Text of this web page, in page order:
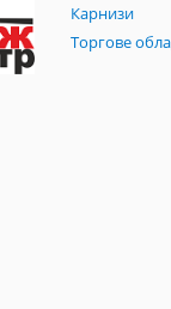
Карнизи
Торгове